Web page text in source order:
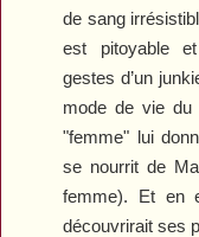
de sang
est pitoyable
gestes d’un
mode de vie
"femme" lui
se nourrit de
femme). Et en
découvrirait ses